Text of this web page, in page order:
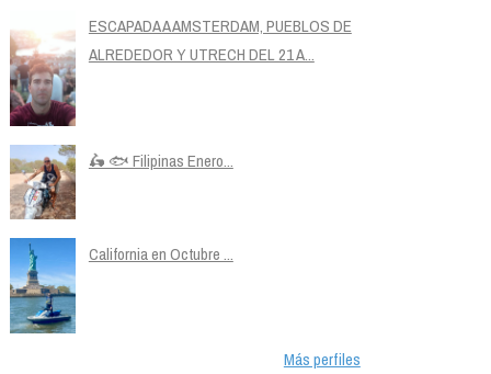
ESCAPADA A AMSTERDAM, PUEBLOS DE
ALREDEDOR Y UTRECH DEL 21 A...
🛵 🐟 Filipinas Enero...
California en Octubre ...
Más perfiles